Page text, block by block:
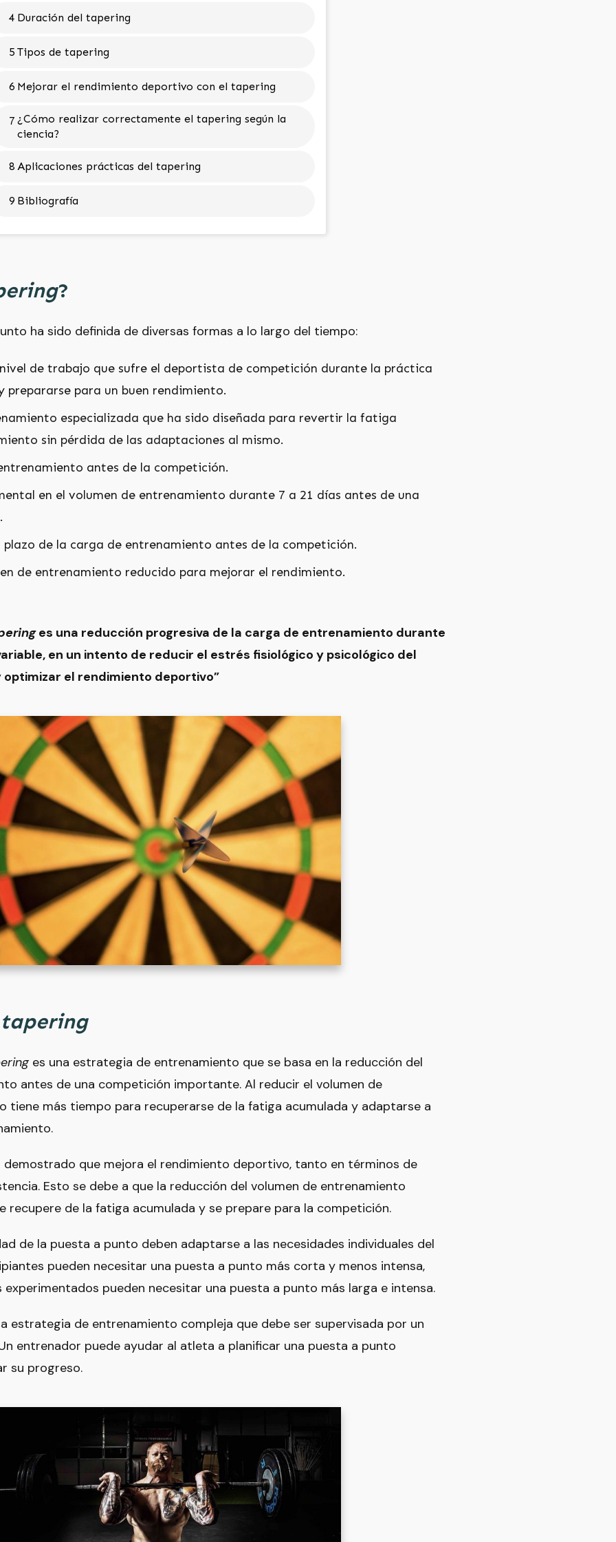
4 Duración del tapering
5 Tipos de tapering
6 Mejorar el rendimiento deportivo con el tapering
7 ¿Cómo realizar correctamente el tapering según la
ciencia?
8 Aplicaciones prácticas del tapering
9 Bibliografía
?
ha sido definida de diversas formas a lo largo del tiempo:
de trabajo que sufre el deportista de competición durante la práctica
prepararse para un buen rendimiento.
especializada que ha sido diseñada para revertir la fatiga
sin pérdida de las adaptaciones al mismo.
antes de la competición.
en el volumen de entrenamiento durante 7 a 21 días antes de una
de la carga de entrenamiento antes de la competición.
de entrenamiento reducido para mejorar el rendimiento.
es una reducción progresiva de la carga de entrenamiento durante
en un intento de reducir el estrés fisiológico y psicológico del
el rendimiento deportivo”
tapering
es una estrategia de entrenamiento que se basa en la reducción del
antes de una competición importante. Al reducir el volumen de
tiene más tiempo para recuperarse de la fatiga acumulada y adaptarse a
demostrado que mejora el rendimiento deportivo, tanto en términos de
Esto se debe a que la reducción del volumen de entrenamiento
recupere de la fatiga acumulada y se prepare para la competición.
de la puesta a punto deben adaptarse a las necesidades individuales del
pueden necesitar una puesta a punto más corta y menos intensa,
pueden necesitar una puesta a punto más larga e intensa.
estrategia de entrenamiento compleja que debe ser supervisada por un
entrenador puede ayudar al atleta a planificar una puesta a punto
su progreso.